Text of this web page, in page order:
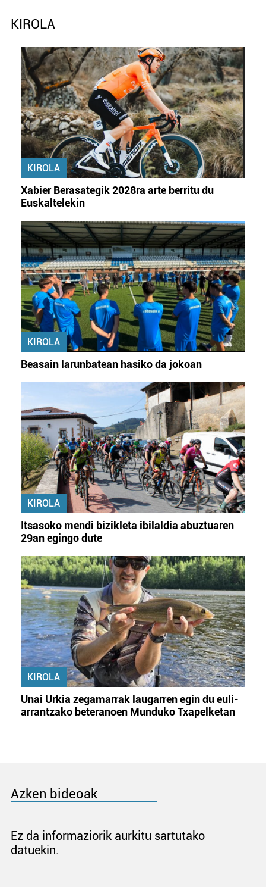
KIROLA
KIROLA
Xabier Berasategik 2028ra arte berritu du
Euskaltelekin
KIROLA
Beasain larunbatean hasiko da jokoan
KIROLA
Itsasoko mendi bizikleta ibilaldia abuztuaren
29an egingo dute
KIROLA
Unai Urkia zegamarrak laugarren egin du euli-
arrantzako beteranoen Munduko Txapelketan
Azken bideoak
Ez da informaziorik aurkitu sartutako
datuekin.